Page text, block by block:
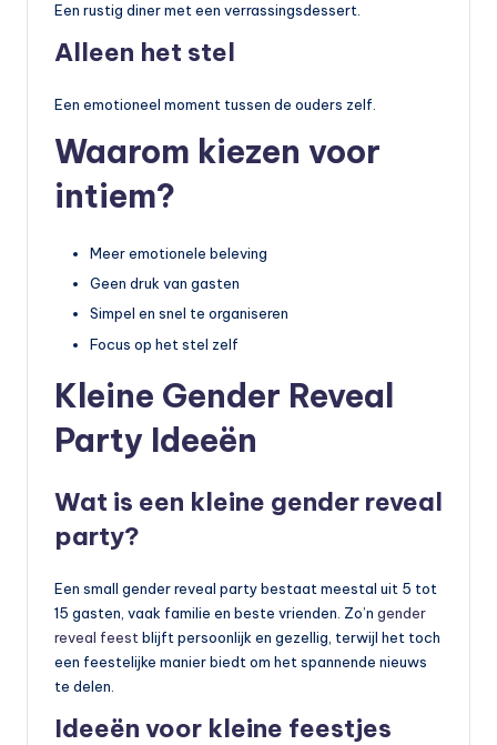
Een rustig diner met een verrassingsdessert.
Alleen het stel
Een emotioneel moment tussen de ouders zelf.
Waarom kiezen voor
intiem?
Meer emotionele beleving
Geen druk van gasten
Simpel en snel te organiseren
Focus op het stel zelf
Kleine Gender Reveal
Party Ideeën
Wat is een kleine gender reveal
party?
Een small gender reveal party bestaat meestal uit 5 tot
15 gasten, vaak familie en beste vrienden. Zo’n gender
reveal feest blijft persoonlijk en gezellig, terwijl het toch
een feestelijke manier biedt om het spannende nieuws
te delen.
Ideeën voor kleine feestjes